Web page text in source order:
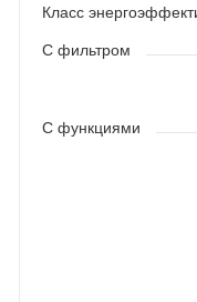
Класс
С фильтром
С функциями